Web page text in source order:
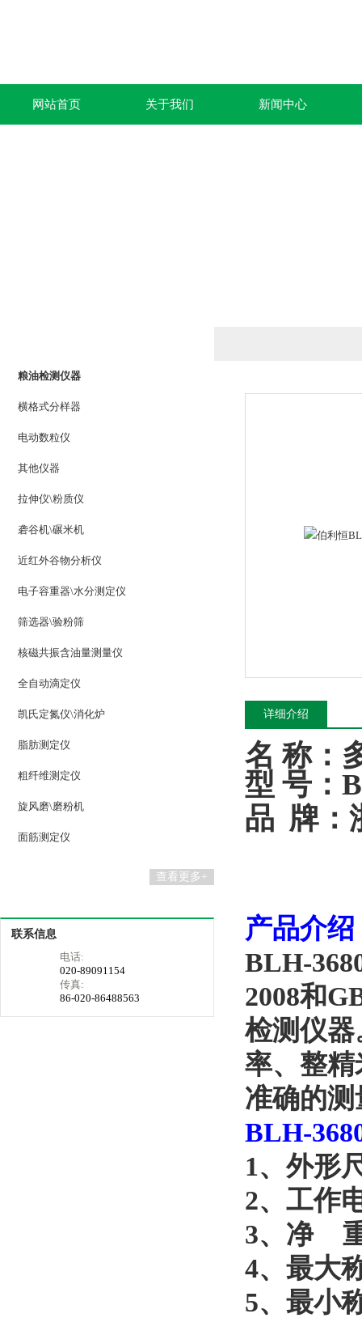
网站首页 关于我们 新闻中心
粮油检测仪器
横格式分样器
电动数粒仪
其他仪器
拉伸仪\粉质仪
砻谷机\碾米机
近红外谷物分析仪
电子容重器\水分测定仪
筛选器\验粉筛
核磁共振含油量测量仪
全自动滴定仪
凯氏定氮仪\消化炉
脂肪测定仪
粗纤维测定仪
旋风磨\磨粉机
面筋测定仪
查看更多+
联系信息
电话:
020-89091154
传真:
86-020-86488563
详细介绍
名 称：
型 号：
品 牌 ：
产品介绍
BLH-
2008和
检测仪
率、整
准确的
BLH-
1、 外形
2、 工作
3、 净
4、 最大
5、 最小